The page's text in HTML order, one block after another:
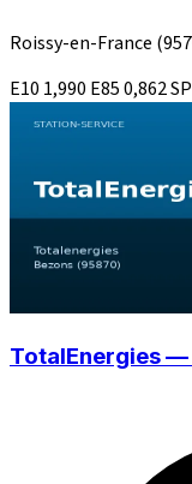
Roissy-en-France
E10 1,990 E850,862
TotalEnergies —